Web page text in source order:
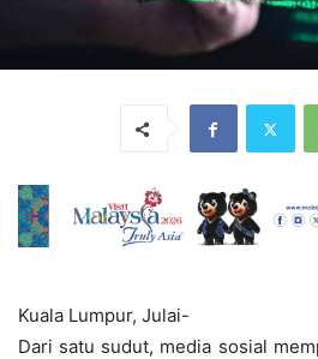
Kuala Lumpur, Julai-
Dari satu sudut, media sosial